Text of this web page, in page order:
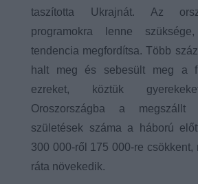
taszította Ukrajnát. Az
programokra lenne
tendencia megfordítsa. Több
halt meg és sebesült meg a
ezreket, köztük
Oroszországba a megszállt
születések száma a háború
300 000-ről 175 000-re csökkent,
ráta növekedik.